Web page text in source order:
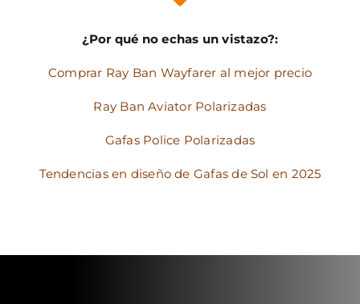
¿Por qué no echas un vistazo?:
Comprar Ray Ban Wayfarer al mejor precio
Ray Ban Aviator Polarizadas
Gafas Police Polarizadas
Tendencias en diseño de Gafas de Sol en 2025